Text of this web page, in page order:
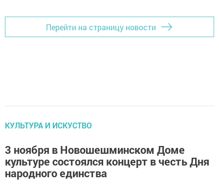
Перейти на страницу новости
КУЛЬТУРА И ИСКУСТВО
3 ноября в Новошешминском Доме
культуре состоялся концерт в честь Дня
народного единства